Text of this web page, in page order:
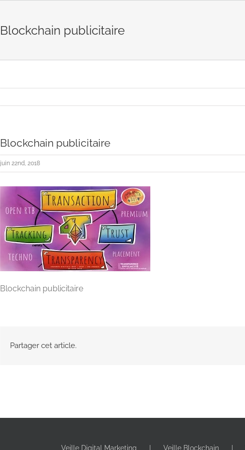
Blockchain publicitaire
Blockchain publicitaire
juin 22nd, 2018
Blockchain publicitaire
Partager cet article.
Veille Digital Marketing Veille Blockchain